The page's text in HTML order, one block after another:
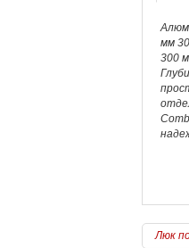
мм
300
Люк